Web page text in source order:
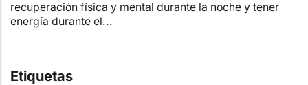
recuperación física y mental durante la noche y tener
energía durante el...
Etiquetas